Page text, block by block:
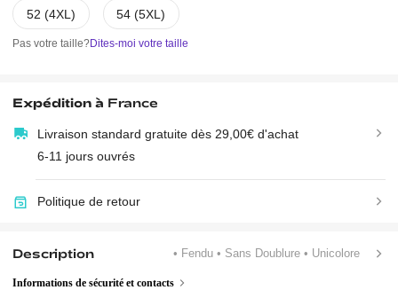
52 (4XL) 54 (5XL)
Pas votre taille?Dites-moi votre taille
Expédition à France
Livraison standard gratuite dès 29,00€ d'achat
6-11 jours ouvrés
Politique de retour
Description • Fendu• Sans Doublure• Unicolore
Informations de sécurité et contacts